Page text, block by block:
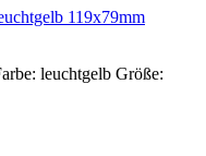
119x79mm
leuchtgelb Größe: